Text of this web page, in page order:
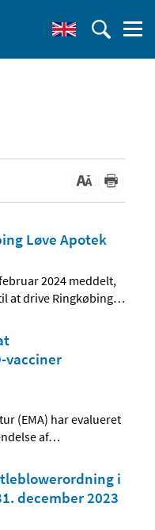
Løve Apotek
2024 meddelt,
at drive Ringkøbing…
vacciner
(EMA) har evalueret
af…
i
december 2023